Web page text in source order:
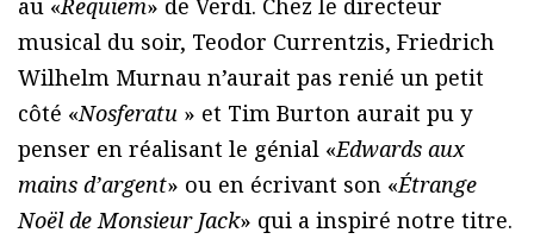
au «Requiem» de Verdi. Chez le directeur
musical du soir, Teodor Currentzis, Friedrich
Wilhelm Murnau n’aurait pas renié un petit
côté «Nosferatu » et Tim Burton aurait pu y
penser en réalisant le génial «Edwards aux
mains d’argent» ou en écrivant son «Étrange
Noël de Monsieur Jack» qui a inspiré notre titre.